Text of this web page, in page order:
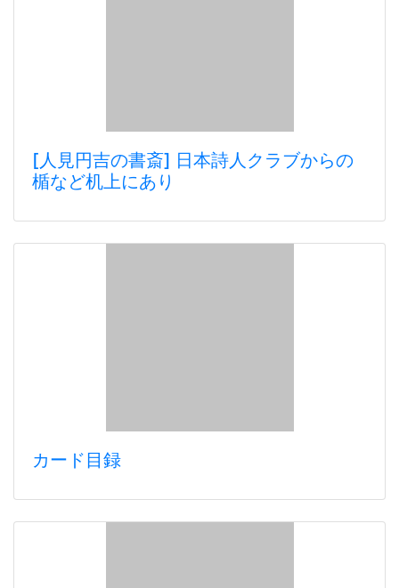
[人見円吉の書斎] 日本詩人クラブからの
楯など机上にあり
カード目録